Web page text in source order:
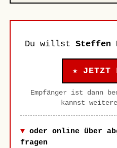
Du willst Steffen
★ JETZT
Empfänger ist dann
kannst
oder online über
fragen